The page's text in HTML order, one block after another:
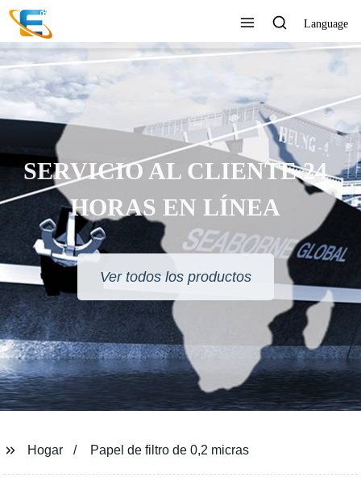
Language
SERVICIO AL CLIENTE 24
HORAS EN LÍNEA
Ver todos los productos
Hogar Papel de filtro de 0,2 micras